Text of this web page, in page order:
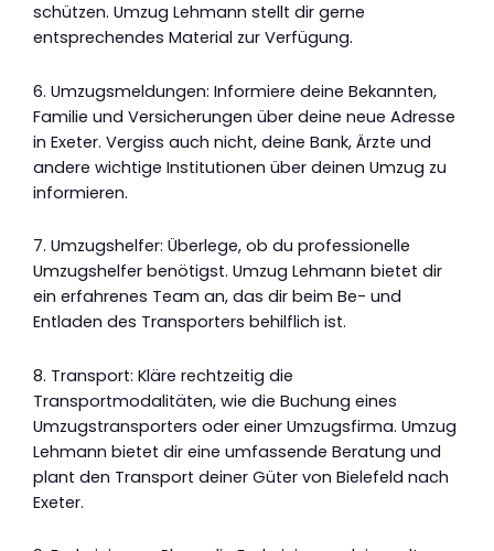
schützen. Umzug Lehmann stellt dir gerne
entsprechendes Material zur Verfügung.
6. Umzugsmeldungen: Informiere deine Bekannten,
Familie und Versicherungen über deine neue Adresse
in Exeter. Vergiss auch nicht, deine Bank, Ärzte und
andere wichtige Institutionen über deinen Umzug zu
informieren.
7. Umzugshelfer: Überlege, ob du professionelle
Umzugshelfer benötigst. Umzug Lehmann bietet dir
ein erfahrenes Team an, das dir beim Be- und
Entladen des Transporters behilflich ist.
8. Transport: Kläre rechtzeitig die
Transportmodalitäten, wie die Buchung eines
Umzugstransporters oder einer Umzugsfirma. Umzug
Lehmann bietet dir eine umfassende Beratung und
plant den Transport deiner Güter von Bielefeld nach
Exeter.